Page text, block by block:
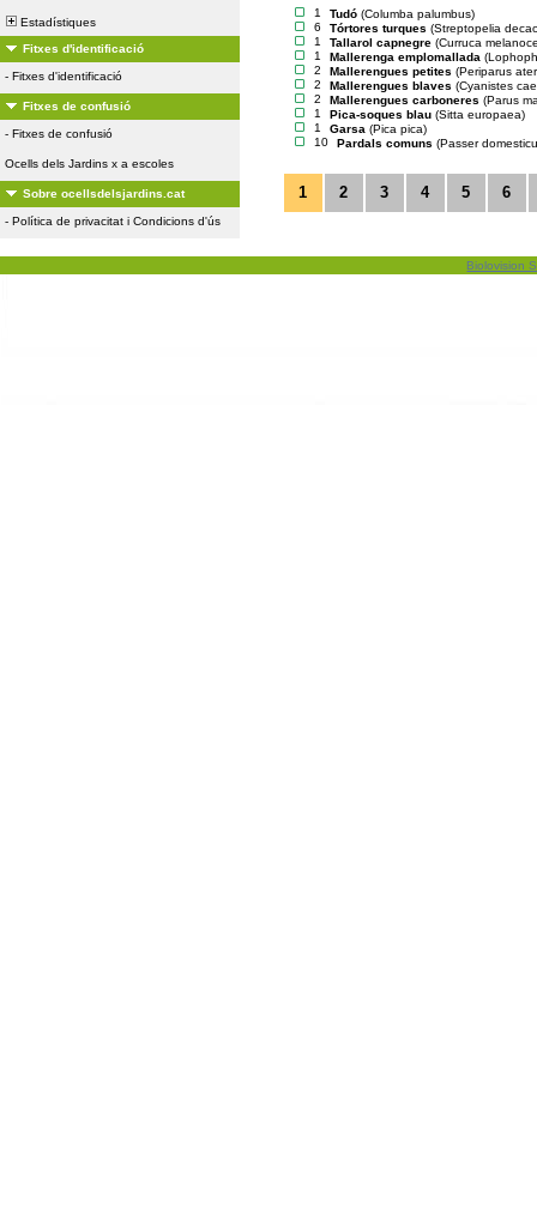
Estadístiques
Fitxes d'identificació
- Fitxes d'identificació
Fitxes de confusió
- Fitxes de confusió
Ocells dels Jardins x a escoles
Sobre ocellsdelsjardins.cat
- Política de privacitat i Condicions d'ús
1
Tudó (Columba palumbus)
6
Tórtores turques (Streptopelia
1
Tallarol capnegre (Curruca
1
Mallerenga emplomallada
2
Mallerengues petites (Periparus
2
Mallerengues blaves (Cyanistes
2
Mallerengues carboneres (Parus
1
Pica-soques blau (Sitta europaea)
1
Garsa (Pica pica)
10
Pardals comuns (Passer
1 2 3 4 5 6
Biolovision